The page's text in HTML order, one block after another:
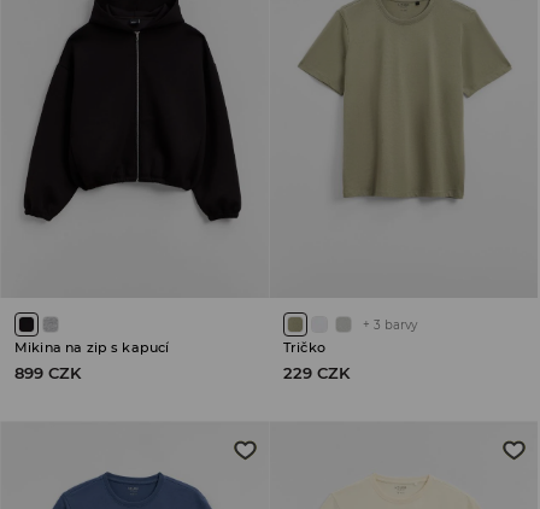
Mikina na zip s kapucí
899 CZK
+ 3 barvy
Tričko
229 CZK